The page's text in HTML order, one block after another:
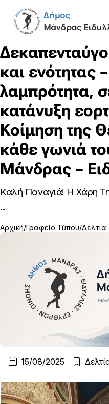
και ενότητας
λαμπρότητα,
κατάνυξη
Κοίμηση της
κάθε γωνιά
Μάνδρας –
Καλή Παναγιά! Η Χάρη
...
Αρχική Γραφείο Τύπου Δελτία
15/08/2025